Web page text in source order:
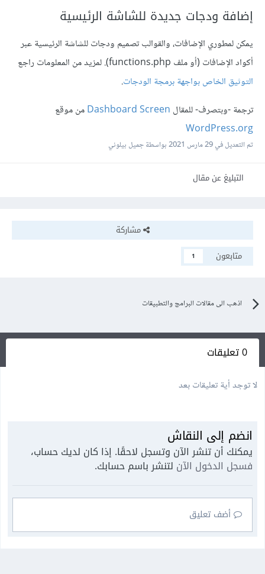
إضافة ودجات جديدة للشاشة الرئيسية
يمكن لمطوري الإضافات، والقوالب تصميم ودجات للشاشة الرئيسية عبر
أكواد الإضافات (أو ملف functions.php). لمزيد من المعلومات راجع
التوثيق الخاص بواجهة برمجة الودجات.
ترجمة -وبتصرف- للمقال Dashboard Screenمن موقع
WordPress.org
تم التعديل في29 مارس 2021 بواسطة جميل بيلوني
التبليغ عن مقال
مشاركة
متابعون
1
اذهب الى مقالات البرامج والتطبيقات
0 تعليقات
لا توجد أية تعليقات بعد
انضم إلى النقاش
يمكنك أن تنشر الآن وتسجل لاحقًا. إذا كان لديك حساب،
فسجل الدخول الآن لتنشر باسم حسابك.
أضف تعليق